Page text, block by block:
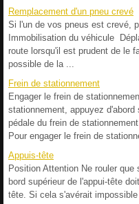
Remplacement d'un pneu crevé
Si l'un de vos pneus est crevé,
Immobilisation du véhicule
route lorsqu'il est prudent de le
possible de la ...
Frein de stationnement
Engager le frein de
stationnement, appuyez
pédale du frein de
Pour engager le frein de
Appuis-tête
Position Attention Ne rouler
bord supérieur de l'appui-tête
tête. Si cela s'avérait impossible